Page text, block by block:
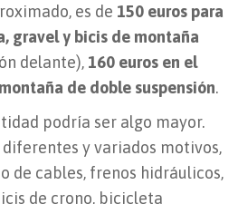
es de 150 euros para
gravel y bicis de montaña
delante), 160 euros en el
de doble suspensión.
podría ser algo mayor.
y variados motivos,
de cables, frenos hidráulicos,
de crono, bicicleta